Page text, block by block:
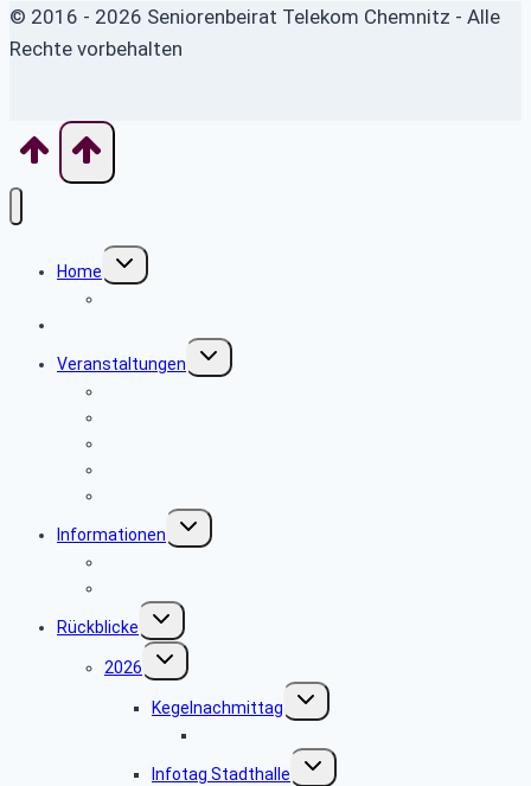
© 2016 - 2026 Seniorenbeirat Telekom Chemnitz - Alle
Rechte vorbehalten
Home
Untermenü
umschalten
Veranstaltungen
Untermenü
umschalten
Informationen
Untermenü
umschalten
Rückblicke
Untermenü
umschalten
2026
Untermenü
umschalten
Kegelnachmittag
Untermenü
umschalten
Infotag Stadthalle
Untermenü
umschalten